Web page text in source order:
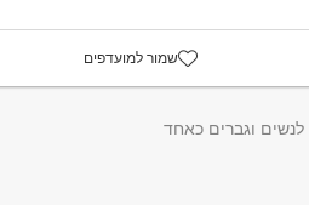
שמור למועדפים
וגברים כאחד